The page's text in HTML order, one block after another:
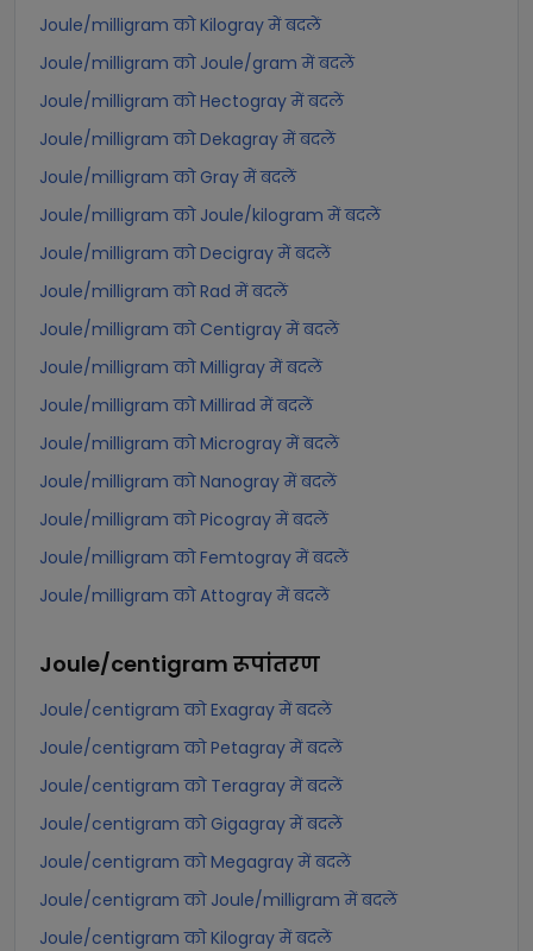
Joule/milligram को Kilogray में बदलें
Joule/milligram को Joule/gram में बदलें
Joule/milligram को Hectogray में बदलें
Joule/milligram को Dekagray में बदलें
Joule/milligram को Gray में बदलें
Joule/milligram को Joule/kilogram में बदलें
Joule/milligram को Decigray में बदलें
Joule/milligram को Rad में बदलें
Joule/milligram को Centigray में बदलें
Joule/milligram को Milligray में बदलें
Joule/milligram को Millirad में बदलें
Joule/milligram को Microgray में बदलें
Joule/milligram को Nanogray में बदलें
Joule/milligram को Picogray में बदलें
Joule/milligram को Femtogray में बदलें
Joule/milligram को Attogray में बदलें
Joule/centigram रूपांतरण
Joule/centigram को Exagray में बदलें
Joule/centigram को Petagray में बदलें
Joule/centigram को Teragray में बदलें
Joule/centigram को Gigagray में बदलें
Joule/centigram को Megagray में बदलें
Joule/centigram को Joule/milligram में बदलें
Joule/centigram को Kilogray में बदलें